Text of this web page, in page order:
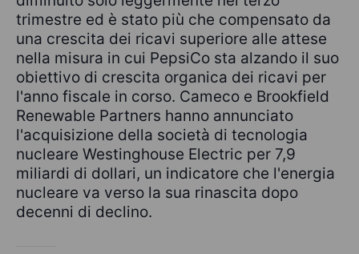
trimestre ed è stato più che compensato da
una crescita dei ricavi superiore alle attese
nella misura in cui PepsiCo sta alzando il suo
obiettivo di crescita organica dei ricavi per
l'anno fiscale in corso. Cameco e Brookfield
Renewable Partners hanno annunciato
l'acquisizione della società di tecnologia
nucleare Westinghouse Electric per 7,9
miliardi di dollari, un indicatore che l'energia
nucleare va verso la sua rinascita dopo
decenni di declino.